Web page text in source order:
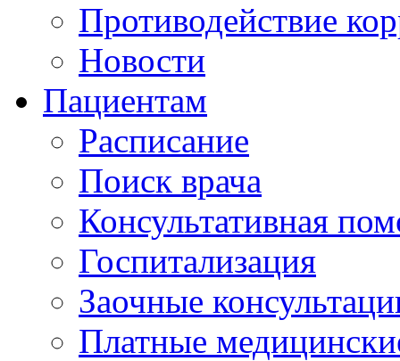
Противодействие
Новости
Пациентам
Расписание
Поиск врача
Консультативная
Госпитализация
Заочные
Платные